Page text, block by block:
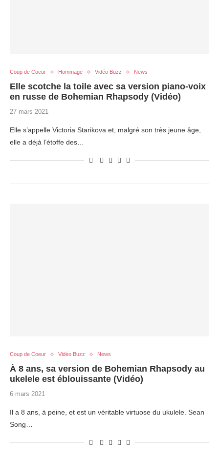
Coup de Coeur Hommage Vidéo Buzz News
Elle scotche la toile avec sa version piano-voix
en russe de Bohemian Rhapsody (Vidéo)
27 mars 2021
Elle s’appelle Victoria Starikova et, malgré son très jeune âge,
elle a déjà l’étoffe des…
Coup de Coeur Vidéo Buzz News
À 8 ans, sa version de Bohemian Rhapsody au
ukelele est éblouissante (Vidéo)
6 mars 2021
Il a 8 ans, à peine, et est un véritable virtuose du ukulele. Sean
Song…